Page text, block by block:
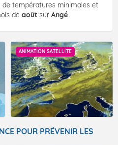
de températures minimales et
de août sur Angé
ANIMATION SATELLITE
POUR PRÉVENIR LES